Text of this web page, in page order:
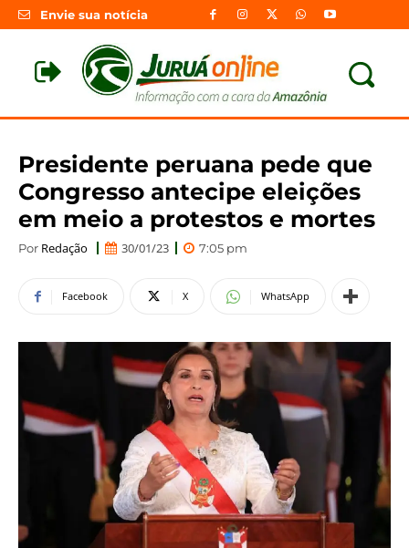
Envie sua notícia
Presidente peruana pede que
Congresso antecipe eleições
em meio a protestos e mortes
Por Redação 30/01/23 7:05 pm
Facebook X WhatsApp